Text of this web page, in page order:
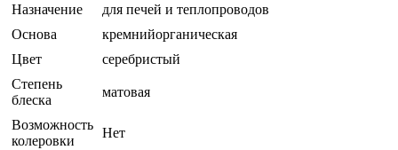
Назначение
для печей и теплопроводов
Основа
кремнийорганическая
Цвет
серебристый
Степень
блеска
матовая
Возможность
колеровки
Нет